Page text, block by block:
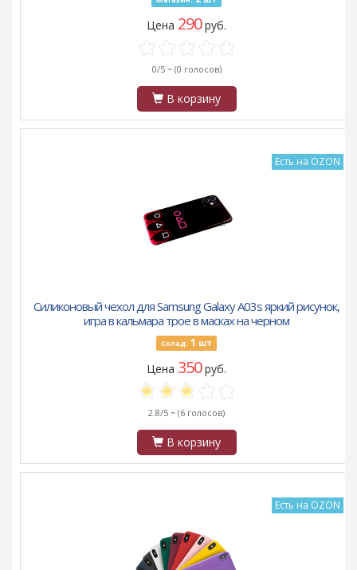
Цена 290руб.
0/5 ~ (0 голосов)
В корзину
Есть на OZON
Силиконовый чехол для Samsung Galaxy A03s яркий рисунок,
игра в кальмара трое в масках на черном
Склад: 1 шт
Цена 350руб.
2.8/5 ~ (6 голосов)
В корзину
Есть на OZON